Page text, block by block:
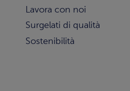
Lavora con noi
Surgelati di qualità
Sostenibilità